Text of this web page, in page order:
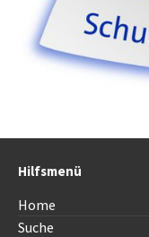
Hilfsmenü
Home
Suche